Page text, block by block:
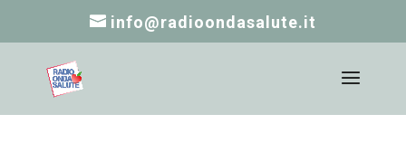
info@radioondasalute.it